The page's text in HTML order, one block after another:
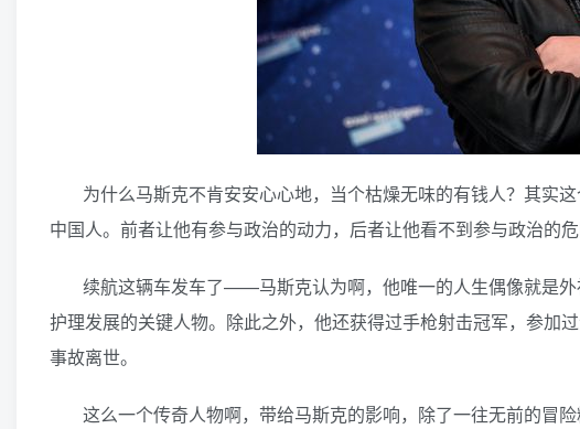
为什么马斯克不肯安安心心地，当个枯燥无味的有钱人？其实
中国人。前者让他有参与政治的动力，后者让他看不到参与政治的
续航这辆车发车了——马斯克认为啊，他唯一的人生偶像就是
护理发展的关键人物。除此之外，他还获得过手枪射击冠军，参加
事故离世。
这么一个传奇人物啊，带给马斯克的影响，除了一往无前的冒